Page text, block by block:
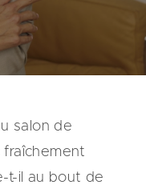
salon de
t-il au bout de